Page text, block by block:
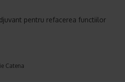
pentru refacerea functiilor
Catena